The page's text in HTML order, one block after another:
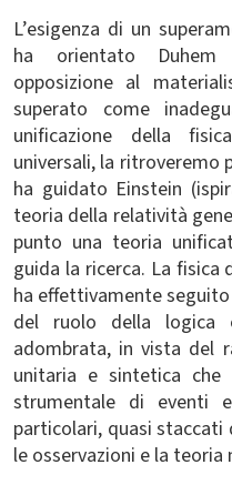
L’esigenza di un
ha orientato Duhem
opposizione al
superato come
unificazione della
universali, la ritroveremo
ha guidato Einstein
teoria della relatività
punto una teoria
guida la ricerca. La fisica
ha effettivamente
del ruolo della logica
adombrata, in vista del
unitaria e sintetica
strumentale di eventi
particolari, quasi
le osservazioni e la teoria